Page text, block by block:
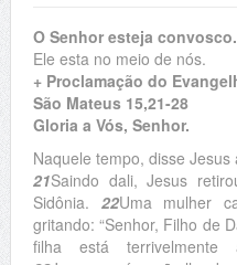
O Senhor esteja convosco.
Ele esta no meio de nós.
+ Proclamação do
São Mateus 15,21-28
Gloria a Vós, Senhor.
Naquele tempo, disse
21Saindo dali, Jesus
Sidônia. 22Uma mulher
gritando: “Senhor, Filho de
filha está terrivelmente